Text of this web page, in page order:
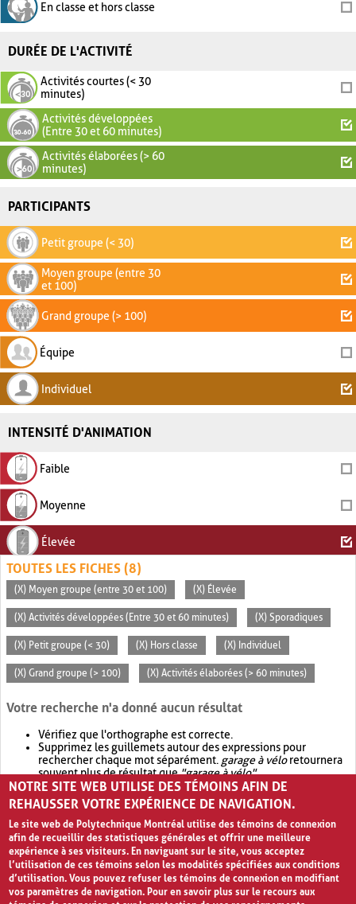
En classe et hors classe
DURÉE DE L'ACTIVITÉ
Activités courtes (< 30
minutes)
Activités développées
(Entre 30 et 60 minutes)
Activités élaborées (> 60
minutes)
PARTICIPANTS
Petit groupe (< 30)
Moyen groupe (entre 30
et 100)
Grand groupe (> 100)
Équipe
Individuel
INTENSITÉ D'ANIMATION
Faible
Moyenne
Élevée
TOUTES LES FICHES (8)
(X) Moyen groupe (entre 30 et 100) (X) Élevée
(X) Activités développées (Entre 30 et 60 minutes) (X) Sporadiques
(X) Petit groupe (< 30) (X) Hors classe (X) Individuel
(X) Grand groupe (> 100) (X) Activités élaborées (> 60 minutes)
Votre recherche n'a donné aucun résultat
Vérifiez que l'orthographe est correcte.
Supprimez les guillemets autour des expressions pour
rechercher chaque mot séparément. garage à véloretournera
souvent plus de résultat que"garage à vélo".
Envisagez d'élargir votre recherche avec OR.garage OR vélo
retournera souvent plus de résultat quegarage à vélo
NOTRE SITE WEB UTILISE DES TÉMOINS AFIN DE
REHAUSSER VOTRE EXPÉRIENCE DE NAVIGATION.
Le site web de Polytechnique Montréal utilise des témoins de connexion
afin de recueillir des statistiques générales et offrir une meilleure
expérience à ses visiteurs. En naviguant sur le site, vous acceptez
l’utilisation de ces témoins selon les modalités spécifiées aux conditions
d’utilisation. Vous pouvez refuser les témoins de connexion en modifiant
vos paramètres de navigation. Pour en savoir plus sur le recours aux